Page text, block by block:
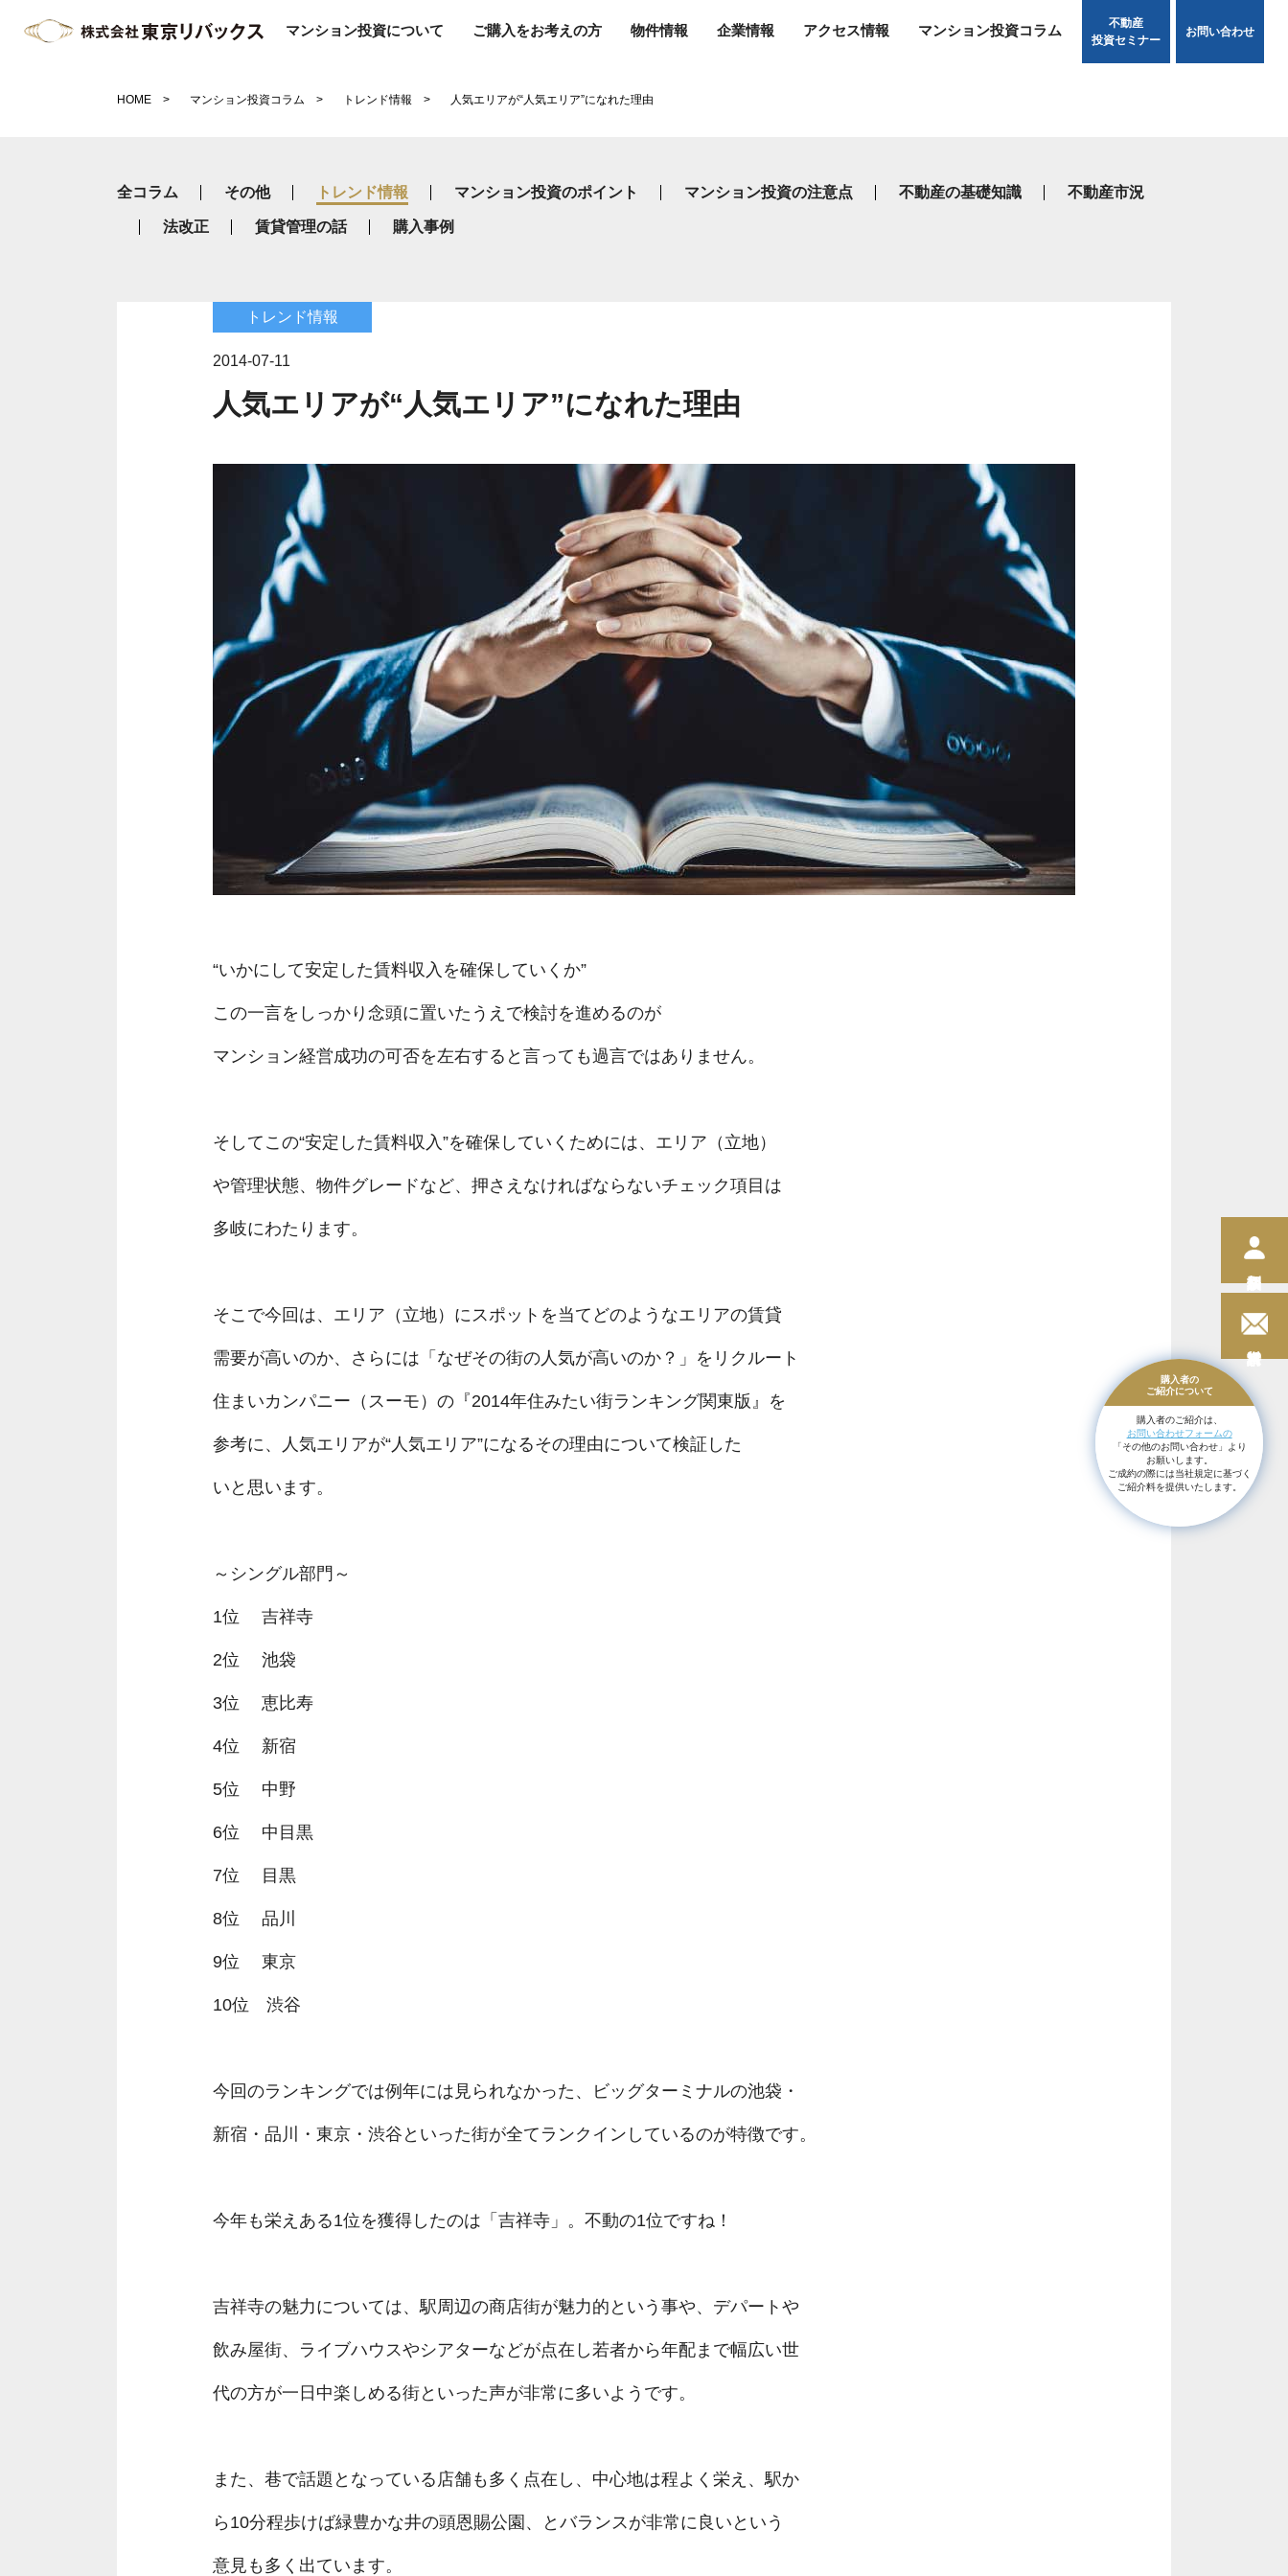
マンション投資について ご購入をお考えの方 物件情報 企業情報 アクセス情報 マンション投資コラム
不動産
投資セミナー
お問い合わせ
HOME マンション投資コラム トレンド情報 人気エリアが“人気エリア”になれた理由
全コラム その他 トレンド情報 マンション投資のポイント マンション投資の注意点 不動産の基礎知識 不動産市況
法改正 賃貸管理の話 購入事例
トレンド情報
2014-07-11
人気エリアが“人気エリア”になれた理由
“いかにして安定した賃料収入を確保していくか”
この一言をしっかり念頭に置いたうえで検討を進めるのが
マンション経営成功の可否を左右すると言っても過言ではありません。
そしてこの“安定した賃料収入”を確保していくためには、エリア（立地）
や管理状態、物件グレードなど、押さえなければならないチェック項目は
多岐にわたります。
そこで今回は、エリア（立地）にスポットを当てどのようなエリアの賃貸
需要が高いのか、さらには「なぜその街の人気が高いのか？」をリクルート
住まいカンパニー（スーモ）の『2014年住みたい街ランキング関東版』を
参考に、人気エリアが“人気エリア”になるその理由について検証した
いと思います。
～シングル部門～
1位 吉祥寺
2位 池袋
3位 恵比寿
4位 新宿
5位 中野
6位 中目黒
7位 目黒
8位 品川
9位 東京
10位 渋谷
今回のランキングでは例年には見られなかった、ビッグターミナルの池袋・
新宿・品川・東京・渋谷といった街が全てランクインしているのが特徴です。
今年も栄えある1位を獲得したのは「吉祥寺」。不動の1位ですね！
吉祥寺の魅力については、駅周辺の商店街が魅力的という事や、デパートや
飲み屋街、ライブハウスやシアターなどが点在し若者から年配まで幅広い世
代の方が一日中楽しめる街といった声が非常に多いようです。
また、巷で話題となっている店舗も多く点在し、中心地は程よく栄え、駅か
ら10分程歩けば緑豊かな井の頭恩賜公園、とバランスが非常に良いという
意見も多く出ています。
購入者の
ご紹介について
購入者のご紹介は、
お問い合わせフォームの
「その他のお問い合わせ」より
お願いします。
ご成約の際には当社規定に基づく
ご紹介料を提供いたします。